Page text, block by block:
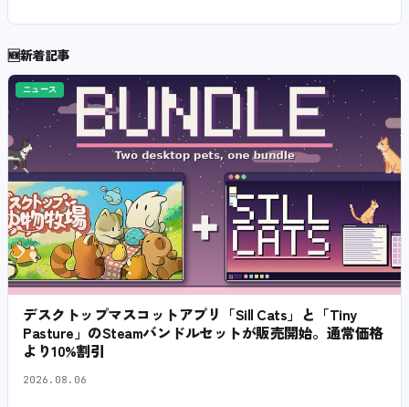
🆕新着記事
ニュース
デスクトップマスコットアプリ「Sill Cats」と「Tiny
Pasture」のSteamバンドルセットが販売開始。通常価格
より10%割引
2026.08.06